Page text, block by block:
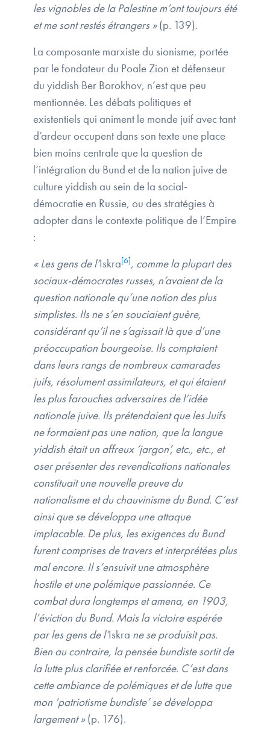
les vignobles de la Palestine m’ont toujours été
et me sont restés étrangers »(p. 139).
La composante marxiste du sionisme, portée
par le fondateur du Poale Zion et défenseur
du yiddish Ber Borokhov, n’est que peu
mentionnée. Les débats politiques et
existentiels qui animent le monde juif avec tant
d’ardeur occupent dans son texte une place
bien moins centrale que la question de
l’intégration du Bund et de la nation juive de
culture yiddish au sein de la social-
démocratie en Russie, ou des stratégies à
adopter dans le contexte politique de l’Empire
:
« Les gens de l’Iskra[6], comme la plupart des
sociaux-démocrates russes, n’avaient de la
question nationale qu’une notion des plus
simplistes. Ils ne s’en souciaient guère,
considérant qu’il ne s’agissait là que d’une
préoccupation bourgeoise. Ils comptaient
dans leurs rangs de nombreux camarades
juifs, résolument assimilateurs, et qui étaient
les plus farouches adversaires de l’idée
nationale juive. Ils prétendaient que les Juifs
ne formaient pas une nation, que la langue
yiddish était un affreux ‘jargon’, etc., etc., et
oser présenter des revendications nationales
constituait une nouvelle preuve du
nationalisme et du chauvinisme du Bund. C’est
ainsi que se développa une attaque
implacable. De plus, les exigences du Bund
furent comprises de travers et interprétées plus
mal encore. Il s’ensuivit une atmosphère
hostile et une polémique passionnée. Ce
combat dura longtemps et amena, en 1903,
l’éviction du Bund. Mais la victoire espérée
par les gens de l’Iskra ne se produisit pas.
Bien au contraire, la pensée bundiste sortit de
la lutte plus clarifiée et renforcée. C’est dans
cette ambiance de polémiques et de lutte que
mon ‘patriotisme bundiste’ se développa
largement »(p. 176).